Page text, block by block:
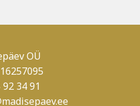
OÜ
92 34 91